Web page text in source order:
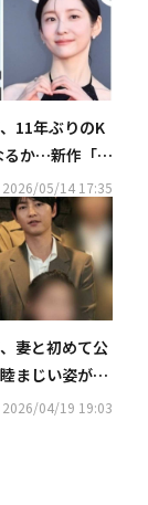
11年ぶりのK
るか…新作「ラ
年上半期に放
2026/05/14 17:35
妻と初めて公
まじい姿が話
2026/04/19 19:03